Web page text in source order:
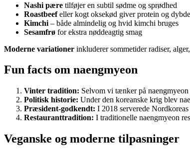
Nashi pære tilføjer en subtil sødme og sprødhed
Roastbeefeller kogt oksekød giver protein og dybde
Kimchi – både almindelig og hvid kimchi bruges
Sesamfrø for ekstra nøddeagtig smag
Moderne variationer inkluderer sommetider radiser,
Fun facts om naengmyeon
Vinter tradition: Selvom vi tænker på
Politisk historie: Under den koreanske krig blev
Præsident-godkendt: I 2018 serverede
Restauranttradition: I traditionelle naengmyeon
Veganske og moderne tilpasninger